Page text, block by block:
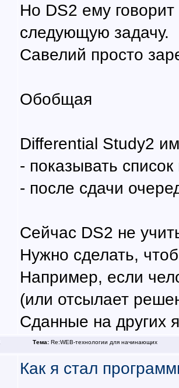
Но DS2 ему
следующую задачу.
Савелий просто
Обобщая
Differential Study2
- показывать
- после сдачи
Сейчас DS2 не
Нужно сделать,
Например, если
(или отсылает
Сданные на других
Тема: Re:WEB-технологии для начинающих
Как я стал